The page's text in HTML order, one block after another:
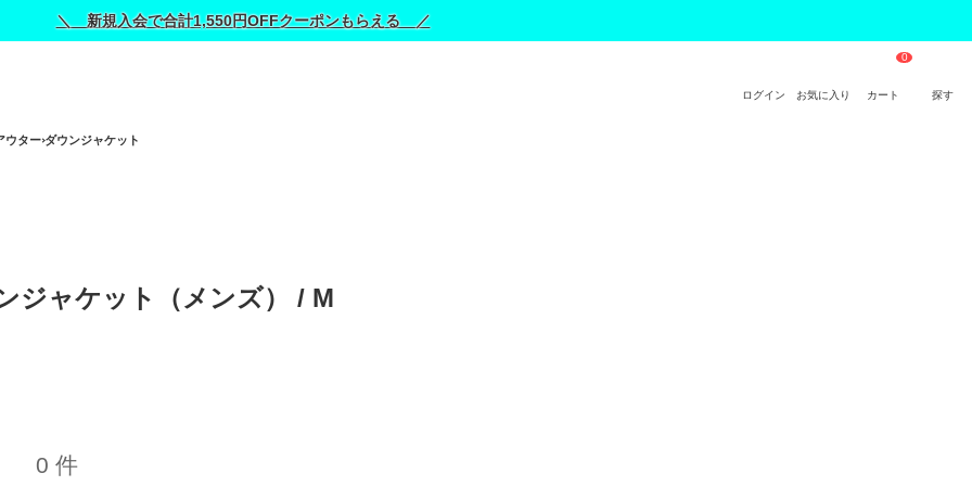
＼ 新規入会で合計1,550円OFFクーポンもらえる ／
ログイン お気に入り カート 探す
ウター ダウンジャケット
ジャケット（メンズ） / M
0 件